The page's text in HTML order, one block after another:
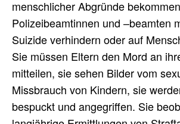
menschlicher Abgründe bekommen
Polizeibeamtinnen und –beamten
Suizide verhindern oder auf
Sie müssen Eltern den Mord an
mitteilen, sie sehen Bilder vom
Missbrauch von Kindern, sie
bespuckt und angegriffen. Sie